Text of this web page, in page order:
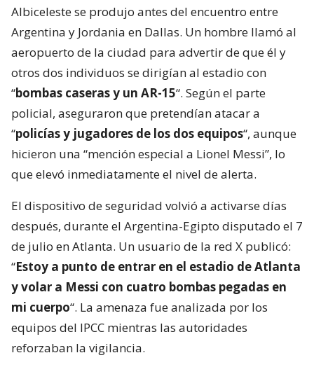
Albiceleste se produjo antes del encuentro entre
Argentina y Jordania en Dallas. Un hombre llamó al
aeropuerto de la ciudad para advertir de que él y
otros dos individuos se dirigían al estadio con
“bombas caseras y un AR-15“. Según el parte
policial, aseguraron que pretendían atacar a
“policías y jugadores de los dos equipos“, aunque
hicieron una “mención especial a Lionel Messi”, lo
que elevó inmediatamente el nivel de alerta.
El dispositivo de seguridad volvió a activarse días
después, durante el Argentina-Egipto disputado el 7
de julio en Atlanta. Un usuario de la red X publicó:
“Estoy a punto de entrar en el estadio de Atlanta
y volar a Messi con cuatro bombas pegadas en
mi cuerpo“. La amenaza fue analizada por los
equipos del IPCC mientras las autoridades
reforzaban la vigilancia.